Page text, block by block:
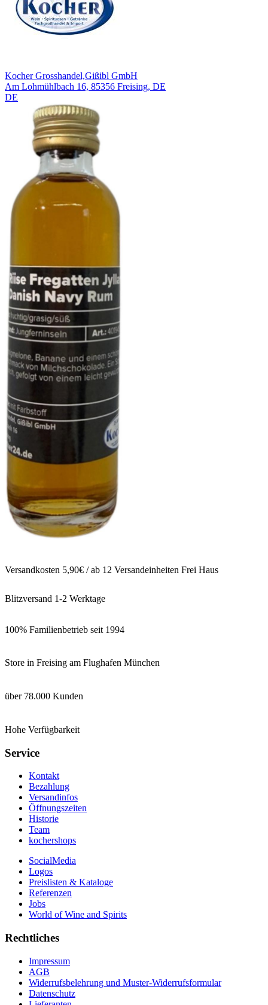
Kocher Grosshandel,Gißibl GmbH
Am Lohmühlbach 16, 85356 Freising, DE
DE
Versandkosten 5,90€ / ab 12 Versandeinheiten Frei Haus
Blitzversand 1-2 Werktage
100% Familienbetrieb seit 1994
Store in Freising am Flughafen München
über 78.000 Kunden
Hohe Verfügbarkeit
Service
Kontakt
Bezahlung
Versandinfos
Öffnungszeiten
Historie
Team
kochershops
SocialMedia
Logos
Preislisten & Kataloge
Referenzen
Jobs
World of Wine and Spirits
Rechtliches
Impressum
AGB
Widerrufsbelehrung und Muster-Widerrufsformular
Datenschutz